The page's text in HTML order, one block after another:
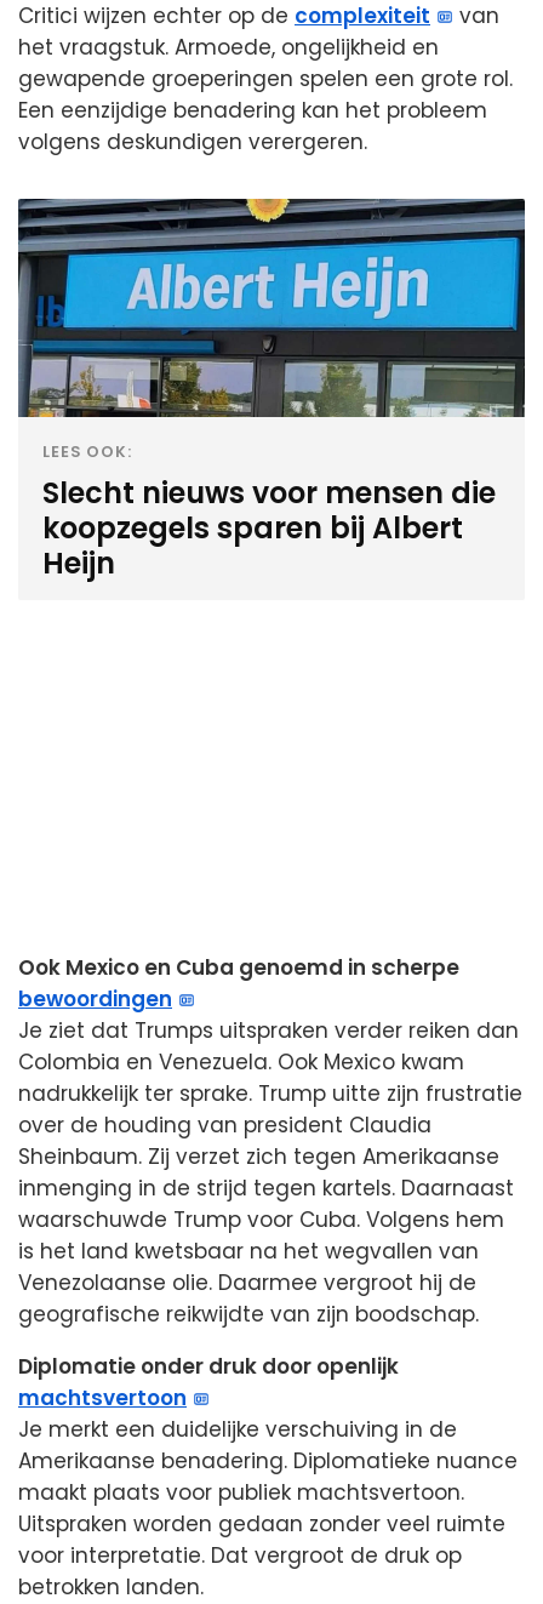
Critici wijzen echter op de complexiteit
van
het vraagstuk. Armoede, ongelijkheid en
gewapende groeperingen spelen een grote rol.
Een eenzijdige benadering kan het probleem
volgens deskundigen verergeren.
LEES OOK:
Slecht nieuws voor mensen die
koopzegels sparen bij Albert
Heijn
Ook Mexico en Cuba genoemd in scherpe
bewoordingen
Je ziet dat Trumps uitspraken verder reiken dan
Colombia en Venezuela. Ook Mexico kwam
nadrukkelijk ter sprake. Trump uitte zijn frustratie
over de houding van president Claudia
Sheinbaum. Zij verzet zich tegen Amerikaanse
inmenging in de strijd tegen kartels. Daarnaast
waarschuwde Trump voor Cuba. Volgens hem
is het land kwetsbaar na het wegvallen van
Venezolaanse olie. Daarmee vergroot hij de
geografische reikwijdte van zijn boodschap.
Diplomatie onder druk door openlijk
machtsvertoon
Je merkt een duidelijke verschuiving in de
Amerikaanse benadering. Diplomatieke nuance
maakt plaats voor publiek machtsvertoon.
Uitspraken worden gedaan zonder veel ruimte
voor interpretatie. Dat vergroot de druk op
betrokken landen.